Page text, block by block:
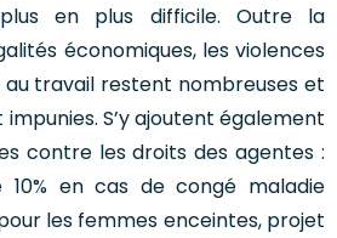
en plus difficile. Outre la
économiques, les violences
au travail restent nombreuses et
S’y ajoutent également
contre les droits des agentes :
10% en cas de congé maladie
les femmes enceintes, projet